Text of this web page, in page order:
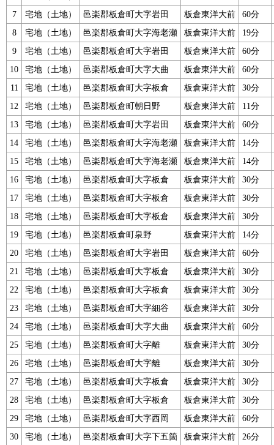
7
宅地（土地） 邑楽郡板倉町大字岩田 板倉東洋大前
60分
8
宅地（土地） 邑楽郡板倉町大字海老瀬 板倉東洋大前
19分
9
宅地（土地） 邑楽郡板倉町大字岩田 板倉東洋大前
60分
10
宅地（土地） 邑楽郡板倉町大字大曲 板倉東洋大前
60分
11
宅地（土地） 邑楽郡板倉町大字板倉 板倉東洋大前
30分
12
宅地（土地） 邑楽郡板倉町朝日野 板倉東洋大前
11分
13
宅地（土地） 邑楽郡板倉町大字岩田 板倉東洋大前
60分
14
宅地（土地） 邑楽郡板倉町大字海老瀬 板倉東洋大前
14分
15
宅地（土地） 邑楽郡板倉町大字海老瀬 板倉東洋大前
14分
16
宅地（土地） 邑楽郡板倉町大字板倉 板倉東洋大前
30分
17
宅地（土地） 邑楽郡板倉町大字板倉 板倉東洋大前
30分
18
宅地（土地） 邑楽郡板倉町大字板倉 板倉東洋大前
30分
19
宅地（土地） 邑楽郡板倉町泉野 板倉東洋大前
14分
20
宅地（土地） 邑楽郡板倉町大字岩田 板倉東洋大前
60分
21
宅地（土地） 邑楽郡板倉町大字板倉 板倉東洋大前
30分
22
宅地（土地） 邑楽郡板倉町大字板倉 板倉東洋大前
30分
23
宅地（土地） 邑楽郡板倉町大字細谷 板倉東洋大前
30分
24
宅地（土地） 邑楽郡板倉町大字大曲 板倉東洋大前
60分
25
宅地（土地） 邑楽郡板倉町大字離 板倉東洋大前
30分
26
宅地（土地） 邑楽郡板倉町大字離 板倉東洋大前
30分
27
宅地（土地） 邑楽郡板倉町大字板倉 板倉東洋大前
30分
28
宅地（土地） 邑楽郡板倉町大字板倉 板倉東洋大前
30分
29
宅地（土地） 邑楽郡板倉町大字西岡 板倉東洋大前
60分
30
宅地（土地） 邑楽郡板倉町大字下五箇 板倉東洋大前 26分